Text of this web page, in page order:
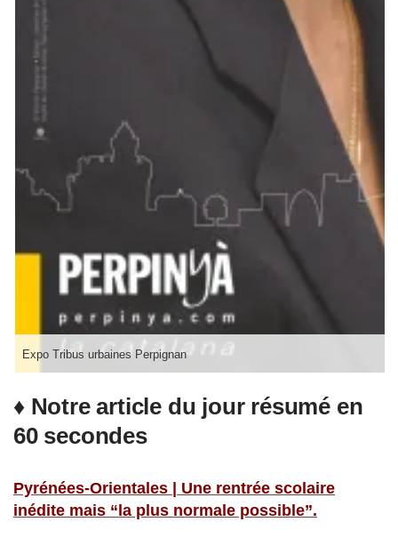
Expo Tribus urbaines Perpignan
♦ Notre article du jour résumé en
60 secondes
Pyrénées-Orientales | Une rentrée scolaire
inédite mais “la plus normale possible”.